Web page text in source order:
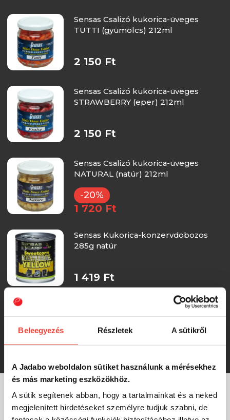
Beleegyezés Részletek A sütikről
A Jadabo weboldalon sütiket használunk a mérésekhez
és más marketing eszközökhöz.
A sütik segítenek abban, hogy a tartalmainkat és a neked
megjelenített hirdetéseket személyre tudjuk szabni, de
Sensas Csalizó kukorica-üveges
TUTTI (gyümölcs) 212ml
2 150 Ft
Sensas Csalizó kukorica-üveges
STRAWBERRY (eper) 212ml
2 150 Ft
Sensas Csalizó kukorica-üveges
NATURAL (natúr) 212ml
-20%
1 720 Ft
Sensas Kukorica-konzervdobozos
285g natúr
1 419 Ft
Sensas Kukorica-konzervdobozos
138g natúr
966 Ft
MÁRKÁINK